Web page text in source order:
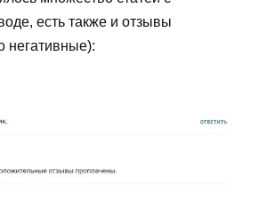
есть также и отзывы
негативные):